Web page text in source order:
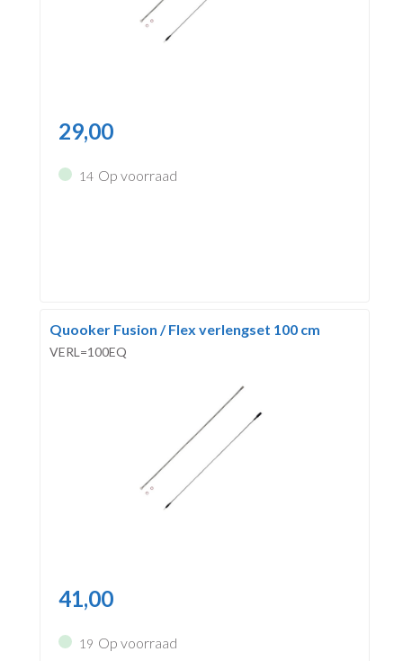
29,00
14 Op voorraad
Quooker Fusion / Flex verlengset 100 cm
VERL=100EQ
41,00
19 Op voorraad